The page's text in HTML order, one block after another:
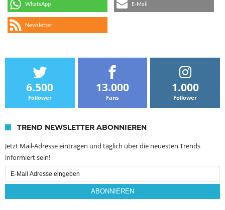
WhatsApp E-Mail
Newsletter
6.500
Follower
13.000
Fans
1.000
Follower
TREND NEWSLETTER ABONNIEREN
Jetzt Mail-Adresse eintragen und täglich über die neuesten Trends
informiert sein!
Email
Subscription
ABONNIEREN